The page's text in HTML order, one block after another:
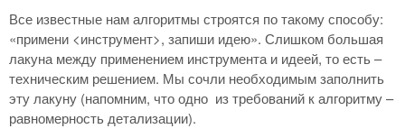
Все известные нам алгоритмы строятся по такому способу:
«примени <инструмент>, запиши идею». Слишком большая
лакуна между применением инструмента и идеей, то есть –
техническим решением. Мы сочли необходимым заполнить
эту лакуну (напомним, что одно из требований к алгоритму –
равномерность детализации).